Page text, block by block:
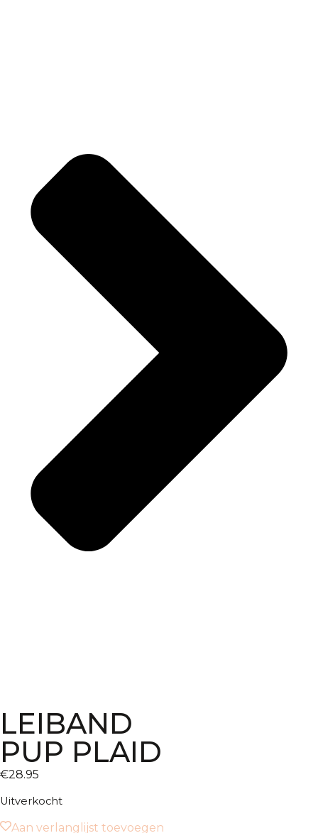
LEIBAND
PUP PLAID
€28.95
Uitverkocht
Aan verlanglijst toevoegen